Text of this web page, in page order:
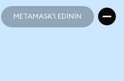
METAMASK'I EDİNİN